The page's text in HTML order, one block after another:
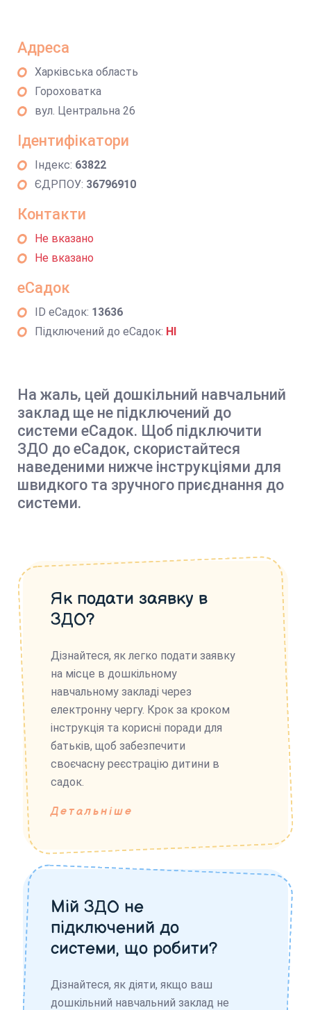
Адреса
Харківська область
Гороховатка
вул. Центральна 26
Ідентифікатори
Індекс: 63822
ЄДРПОУ: 36796910
Контакти
Не вказано
Не вказано
еСадок
ID еСадок: 13636
Підключений до еСадок: НІ
На жаль, цей дошкільний навчальний
заклад ще не підключений до
системи еСадок. Щоб підключити
ЗДО до еСадок, скористайтеся
наведеними нижче інструкціями для
швидкого та зручного приєднання до
системи.
Як подати заявку в
ЗДО?
Дізнайтеся, як легко подати заявку
на місце в дошкільному
навчальному закладі через
електронну чергу. Крок за кроком
інструкція та корисні поради для
батьків, щоб забезпечити
своєчасну реєстрацію дитини в
садок.
Детальніше
Мій ЗДО не
підключений до
системи, що робити?
Дізнайтеся, як діяти, якщо ваш
дошкільний навчальний заклад не